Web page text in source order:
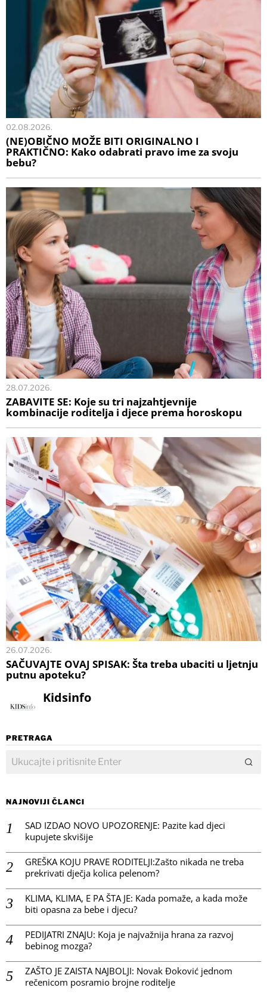
02.08.2026.
(NE)OBIČNO MOŽE BITI ORIGINALNO I
PRAKTIČNO: Kako odabrati pravo ime za svoju
bebu?
28.07.2026.
ZABAVITE SE: Koje su tri najzahtjevnije
kombinacije roditelja i djece prema horoskopu
26.07.2026.
SAČUVAJTE OVAJ SPISAK: Šta treba ubaciti u ljetnju
putnu apoteku?
Kidsinfo
PRETRAGA
NAJNOVIJI ČLANCI
SAD IZDAO NOVO UPOZORENJE: Pazite kad djeci
kupujete skvišije
GREŠKA KOJU PRAVE RODITELJI:Zašto nikada ne treba
prekrivati dječja kolica pelenom?
KLIMA, KLIMA, E PA ŠTA JE: Kada pomaže, a kada može
biti opasna za bebe i djecu?
PEDIJATRI ZNAJU: Koja je najvažnija hrana za razvoj
bebinog mozga?
ZAŠTO JE ZAISTA NAJBOLJI: Novak Đoković jednom
rečenicom posramio brojne roditelje